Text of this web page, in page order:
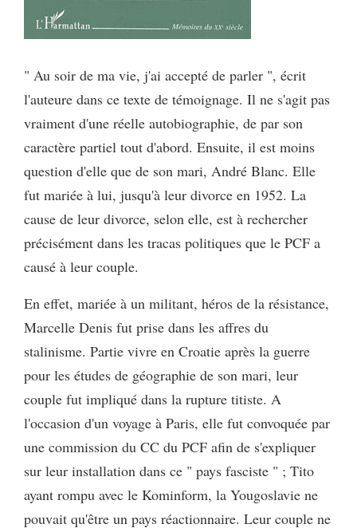
" Au soir de ma vie, j'ai accepté de parler ", écrit
l'auteure dans ce texte de témoignage. Il ne s'agit pas
vraiment d'une réelle autobiographie, de par son
caractère partiel tout d'abord. Ensuite, il est moins
question d'elle que de son mari, André Blanc. Elle
fut mariée à lui, jusqu'à leur divorce en 1952. La
cause de leur divorce, selon elle, est à rechercher
précisément dans les tracas politiques que le PCF a
causé à leur couple.
En effet, mariée à un militant, héros de la résistance,
Marcelle Denis fut prise dans les affres du
stalinisme. Partie vivre en Croatie après la guerre
pour les études de géographie de son mari, leur
couple fut impliqué dans la rupture titiste. A
l'occasion d'un voyage à Paris, elle fut convoquée par
une commission du CC du PCF afin de s'expliquer
sur leur installation dans ce " pays fasciste " ; Tito
ayant rompu avec le Kominform, la Yougoslavie ne
pouvait qu'être un pays réactionnaire. Leur couple ne